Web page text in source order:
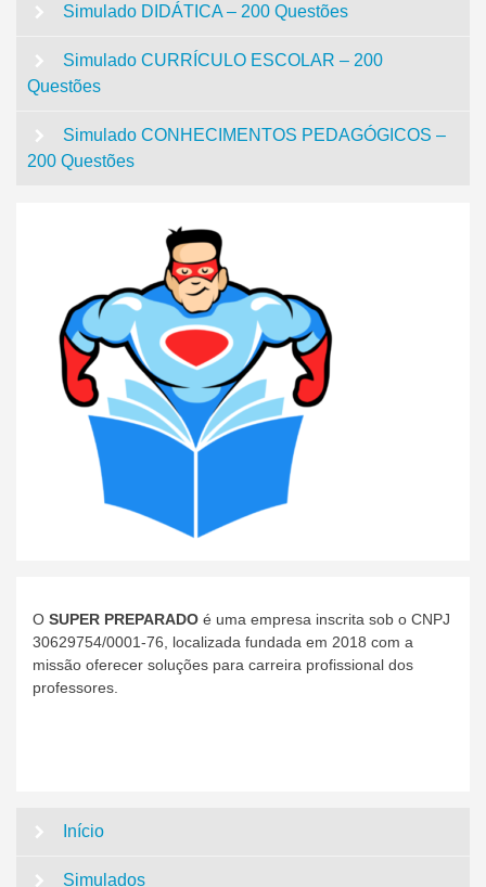
Simulado DIDÁTICA – 200 Questões
Simulado CURRÍCULO ESCOLAR – 200
Questões
Simulado CONHECIMENTOS PEDAGÓGICOS –
200 Questões
O SUPER PREPARADO é uma empresa inscrita sob o CNPJ
30629754/0001-76, localizada fundada em 2018 com a
missão oferecer soluções para carreira profissional dos
professores.
Início
Simulados